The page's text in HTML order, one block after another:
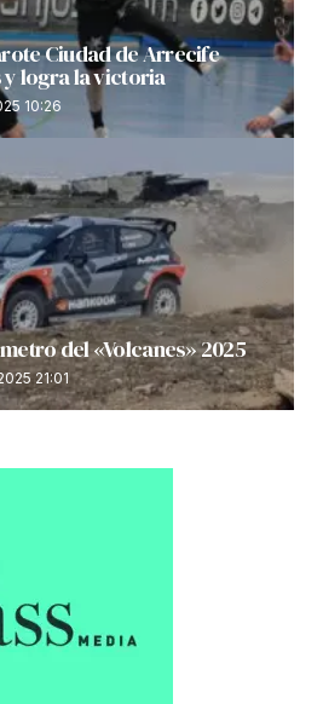
Ciudad de Arrecife
logra la victoria
10:26
del «Volcanes» 2025
21:01